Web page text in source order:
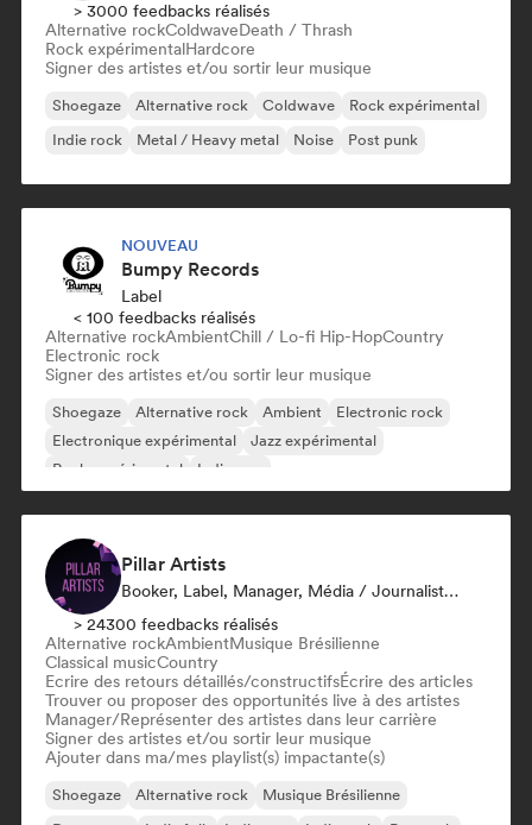
> 3000 feedbacks réalisés
Alternative rockColdwaveDeath / Thrash
Rock expérimentalHardcore
Signer des artistes et/ou sortir leur musique
Shoegaze Alternative rock Coldwave
Rock expérimental
Indie rock
Metal / Heavy metal Noise Post punk
NOUVEAU
Bumpy Records
Label
< 100 feedbacks réalisés
Alternative rockAmbientChill / Lo-fi Hip-HopCountry
Electronic rock
Signer des artistes et/ou sortir leur musique
Shoegaze Alternative rock Ambient
Electronic rock
Electronique expérimental
Jazz expérimental
Rock expérimental
Indie pop
Pillar Artists
Booker, Label, Manager, Média / Journaliste, Mentor, Playlist
> 24300 feedbacks réalisés
Alternative rockAmbientMusique Brésilienne
Classical musicCountry
Ecrire des retours détaillés/constructifsÉcrire des articles
Trouver ou proposer des opportunités live à des artistes
Manager/Représenter des artistes dans leur carrière
Signer des artistes et/ou sortir leur musique
Ajouter dans ma/mes playlist(s) impactante(s)
Shoegaze Alternative rock
Musique Brésilienne